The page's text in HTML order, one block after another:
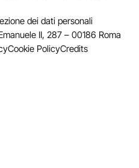
dei dati personali
II, 287 – 00186 Roma
Cookie PolicyCredits